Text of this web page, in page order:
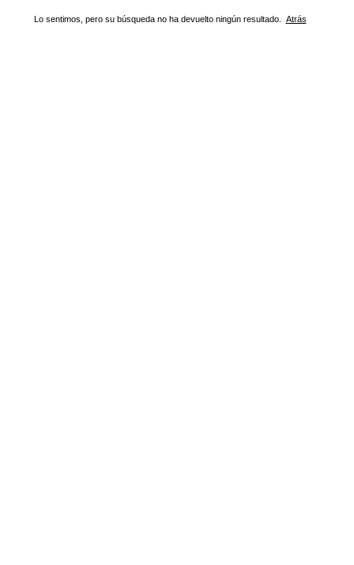
Lo sentimos, pero su búsqueda no ha devuelto ningún resultado. Atrás